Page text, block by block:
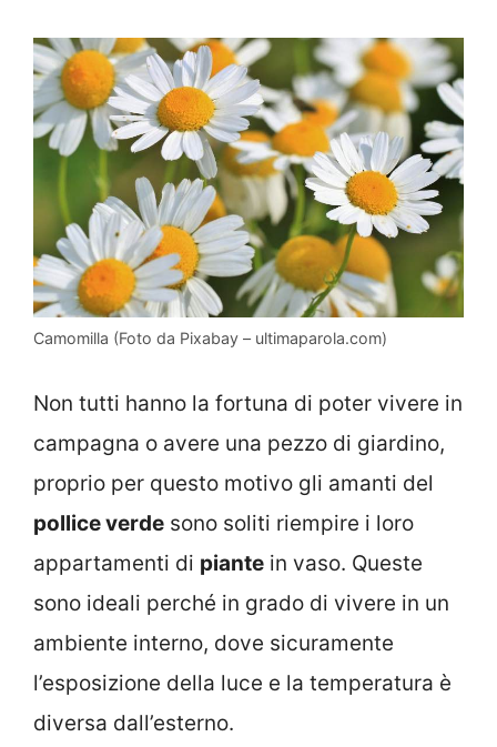
Camomilla (Foto da Pixabay – ultimaparola.com)
Non tutti hanno la fortuna di poter vivere in
campagna o avere una pezzo di giardino,
proprio per questo motivo gli amanti del
pollice verde sono soliti riempire i loro
appartamenti di piante in vaso. Queste
sono ideali perché in grado di vivere in un
ambiente interno, dove sicuramente
l’esposizione della luce e la temperatura è
diversa dall’esterno.